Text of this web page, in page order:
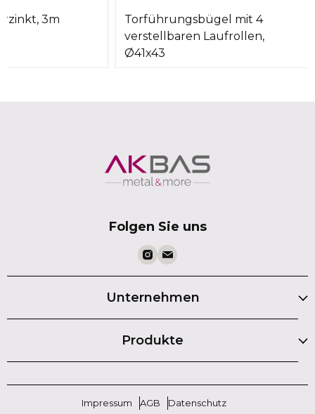
3m
Torführungsbügel mit 4
verstellbaren Laufrollen,
Ø41x43
Folgen Sie uns
Unternehmen
Produkte
Impressum AGB Datenschutz